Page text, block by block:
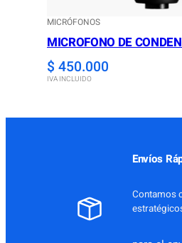
MICRÓFONOS
MICROFONO DE
$ 450.000
IVA INCLUIDO
Envíos
Contamos